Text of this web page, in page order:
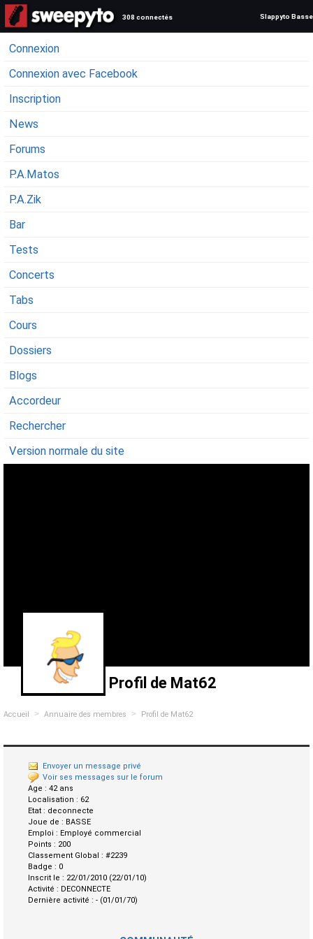
308 connectés Slappyto Basse
Connexion
Connexion avec Facebook
Inscription
News
Forums
P.A.Matos
P.A.Zik
Bar
Tests
Concerts
Tabs
Cours
Dossiers
Blogs
Accordeur
Rechercher
Version normale du site
Profil de Mat62
Accueil > Annuaire des membres > Profil de Mat62
Envoyer un message privé
Voir ses messages sur le forum
Age : 42 ans
Localisation : 62
Etat : deconnecte
Joue de : BASSE
Emploi : Employé commercial
Points : 200
Classement Global : #2239
Badge : 0
Inscrit le : 22/01/2010 (22/01/10)
Activité : DECONNECTE
Dernière activité : - (01/01/70)